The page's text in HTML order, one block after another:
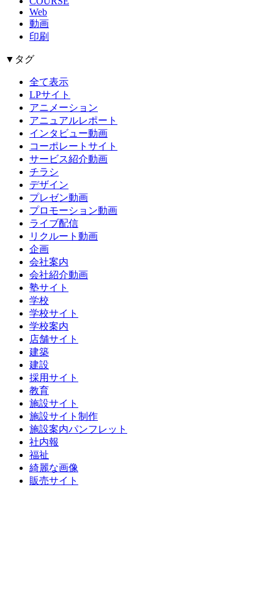
Web
動画
印刷
▼タグ
全て表示
LPサイト
アニメーション
アニュアルレポート
インタビュー動画
コーポレートサイト
サービス紹介動画
チラシ
デザイン
プレゼン動画
プロモーション動画
ライブ配信
リクルート動画
企画
会社案内
会社紹介動画
塾サイト
学校
学校サイト
学校案内
店舗サイト
建築
建設
採用サイト
教育
施設サイト
施設サイト制作
施設案内パンフレット
社内報
福祉
綺麗な画像
販売サイト